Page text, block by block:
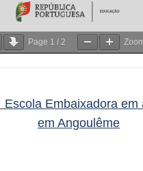
Page 1 / 2
Escola Embaixadora em
em Angoulême